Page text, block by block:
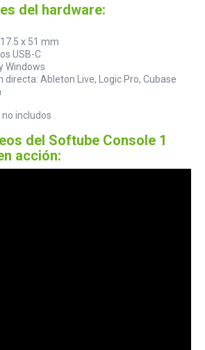
del hardware:
x 51 mm
USB-C
Windows
directa: Ableton Live, Logic Pro, Cubase
includos
del Softube Console 1
acción: